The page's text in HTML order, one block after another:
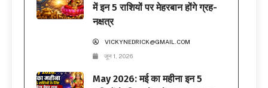
में इन 5 राशियों पर मेहरबान होंगे ग्रह-
नक्षत्र
VICKYNEDRICK@GMAIL.COM
जून 1, 2026
May 2026: मई का महीना इन 5